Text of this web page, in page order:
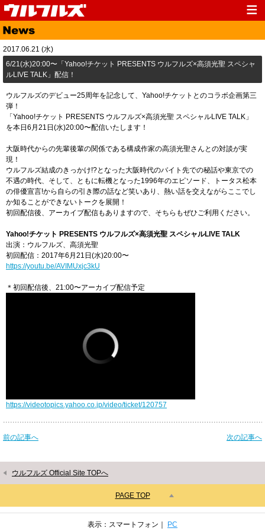
Top
Media Live
Profile
Fanclub
Contact Link
2017.06.21 (水)
6/21(水)20:00〜「Yahoo!チケット PRESENTS ウルフルズ×高須光聖 スペシャ
ルLIVE TALK」配信！
ウルフルズのデビュー25周年を記念して、Yahoo!チケットとのコラボ企画第三
弾！
「Yahoo!チケット PRESENTS ウルフルズ×高須光聖 スペシャルLIVE TALK」
を本日6月21日(水)20:00〜配信いたします！
大阪時代からの先輩後輩の関係である構成作家の高須光聖さんとの対談が実
現！
ウルフルズ結成のきっかけ!?となった大阪時代のバイト先での秘話や東京での
不遇の時代、そして、ともに転機となった1996年のエピソード、トータス松本
の俳優宣言!から自らの引き際の話など笑いあり、熱い話を交えながらここでし
か知ることができないトークを展開！
初回配信後、アーカイブ配信もありますので、そちらもぜひご利用ください。
Yahoo!チケット PRESENTS ウルフルズ×高須光聖 スペシャルLIVE TALK
出演：ウルフルズ、高須光聖
初回配信：2017年6月21日(水)20:00〜
https://youtu.be/AVIMUxjc3kU
＊初回配信後、21:00〜アーカイブ配信予定
https://videotopics.yahoo.co.jp/video/ticket/120757
前の記事へ 次の記事へ
ウルフルズ Official Site TOPへ
PAGE TOP
表示：スマートフォン｜ PC